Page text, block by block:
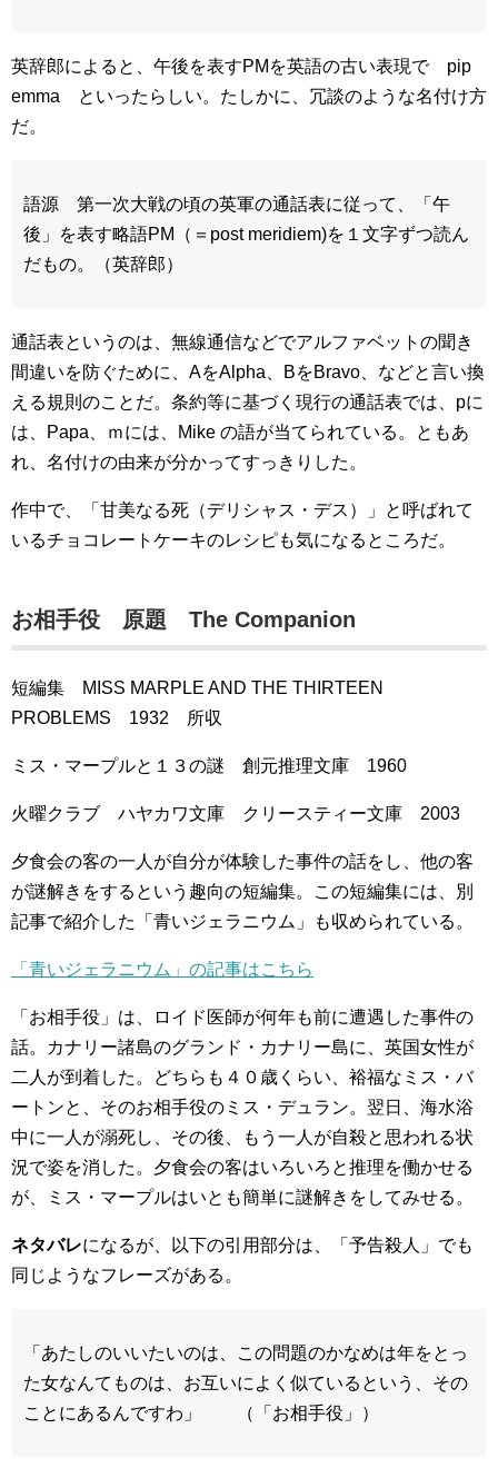
英辞郎によると、午後を表すPMを英語の古い表現で pip
emma といったらしい。たしかに、冗談のような名付け方
だ。
語源 第一次大戦の頃の英軍の通話表に従って、「午
後」を表す略語PM（＝post meridiem)を１文字ずつ読ん
だもの。（英辞郎）
通話表というのは、無線通信などでアルファベットの聞き
間違いを防ぐために、AをAlpha、BをBravo、などと言い換
える規則のことだ。条約等に基づく現行の通話表では、pに
は、Papa、ｍには、Mike の語が当てられている。ともあ
れ、名付けの由来が分かってすっきりした。
作中で、「甘美なる死（デリシャス・デス）」と呼ばれて
いるチョコレートケーキのレシピも気になるところだ。
お相手役 原題 The Companion
短編集 MISS MARPLE AND THE THIRTEEN
PROBLEMS 1932 所収
ミス・マープルと１３の謎 創元推理文庫 1960
火曜クラブ ハヤカワ文庫 クリースティー文庫 2003
夕食会の客の一人が自分が体験した事件の話をし、他の客
が謎解きをするという趣向の短編集。この短編集には、別
記事で紹介した「青いジェラニウム」も収められている。
「青いジェラニウム」の記事はこちら
「お相手役」は、ロイド医師が何年も前に遭遇した事件の
話。カナリー諸島のグランド・カナリー島に、英国女性が
二人が到着した。どちらも４０歳くらい、裕福なミス・バ
ートンと、そのお相手役のミス・デュラン。翌日、海水浴
中に一人が溺死し、その後、もう一人が自殺と思われる状
況で姿を消した。夕食会の客はいろいろと推理を働かせる
が、ミス・マープルはいとも簡単に謎解きをしてみせる。
ネタバレになるが、以下の引用部分は、「予告殺人」でも
同じようなフレーズがある。
「あたしのいいたいのは、この問題のかなめは年をとっ
た女なんてものは、お互いによく似ているという、その
ことにあるんですわ」 （「お相手役」）